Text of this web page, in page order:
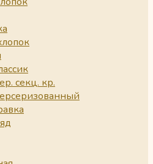
секц. кр.